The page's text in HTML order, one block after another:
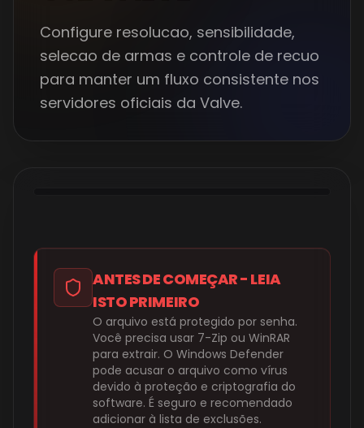
Configure resolucao, sensibilidade,
selecao de armas e controle de recuo
para manter um fluxo consistente nos
servidores oficiais da Valve.
ASSISTIR AGORA
ANTES DE COMEÇAR - LEIA
ISTO PRIMEIRO
O arquivo está protegido por senha.
Você precisa usar 7-Zip ou WinRAR
para extrair. O Windows Defender
pode acusar o arquivo como vírus
devido à proteção e criptografia do
software. É seguro e recomendado
adicionar à lista de exclusões.